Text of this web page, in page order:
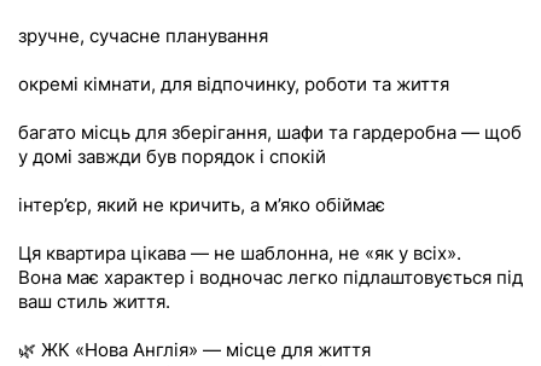
зручне, сучасне планування
окремі кімнати, для відпочинку, роботи та життя
багато місць для зберігання, шафи та гардеробна — щоб
у домі завжди був порядок і спокій
інтер’єр, який не кричить, а м’яко обіймає
Ця квартира цікава — не шаблонна, не «як у всіх».
Вона має характер і водночас легко підлаштовується під
ваш стиль життя.
🌿 ЖК «Нова Англія» — місце для життя